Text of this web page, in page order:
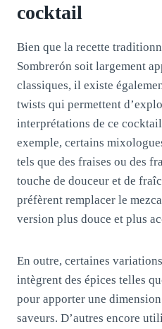
cocktail
Bien que la recette
Sombrerón soit largement
classiques, il existe
twists qui permettent
interprétations de ce
exemple, certains
tels que des fraises ou des
touche de douceur et de
préfèrent remplacer le
version plus douce et plus
En outre, certaines
intègrent des épices telles
pour apporter une
saveurs. D’autres encore